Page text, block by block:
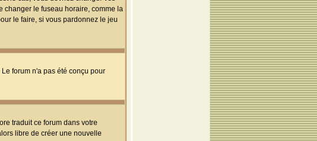
changer le fuseau horaire, comme la
le faire, si vous pardonnez le jeu
forum n'a pas été conçu pour
traduit ce forum dans votre
libre de créer une nouvelle